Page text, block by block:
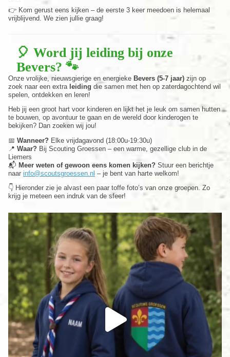
👉 Kom gerust eens kijken – de eerste 3 keer meedoen is helemaal
vrijblijvend. We zien jullie graag!
🎈 Word jij leiding bij onze
Bevers? 🐾
Onze vrolijke, nieuwsgierige en energieke Bevers (5-7 jaar) zijn op
zoek naar een extra leiding die samen met hen op zaterdagochtend wil
spelen, ontdekken en leren!
Heb jij een groot hart voor kinderen en lijkt het je leuk om samen hutten
te bouwen, op avontuur te gaan en de wereld door kinderogen te
bekijken? Dan zoeken wij jou!
📅 Wanneer? Elke vrijdagavond (18:00u-19:30u)
📍 Waar? Bij Scouting Groessen – een warme, gezellige club in de
Liemers
📬 Meer weten of gewoon eens komen kijken? Stuur een berichtje
naar info@scoutsgroessen.nl – je bent van harte welkom!
👇 Hieronder zie je alvast een paar toffe foto’s van onze groepen. Zo
krijg je meteen een indruk van de sfeer!